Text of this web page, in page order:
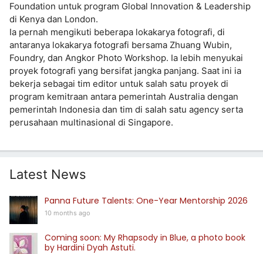
Foundation untuk program Global Innovation & Leadership
di Kenya dan London.
Ia pernah mengikuti beberapa lokakarya fotografi, di
antaranya lokakarya fotografi bersama Zhuang Wubin,
Foundry, dan Angkor Photo Workshop. Ia lebih menyukai
proyek fotografi yang bersifat jangka panjang. Saat ini ia
bekerja sebagai tim editor untuk salah satu proyek di
program kemitraan antara pemerintah Australia dengan
pemerintah Indonesia dan tim di salah satu agency serta
perusahaan multinasional di Singapore.
Latest News
Panna Future Talents: One-Year Mentorship 2026
10 months ago
Coming soon: My Rhapsody in Blue, a photo book
by Hardini Dyah Astuti.